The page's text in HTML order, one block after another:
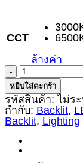
CCT
ล้างค่า
จำนวน
LED
Panel
Light
Backlit
60W
หยิบใส่ตะกร้า
รหัสสินค้า:ไม่ร
กำกับ: Backlit,
Backlit, Lighting